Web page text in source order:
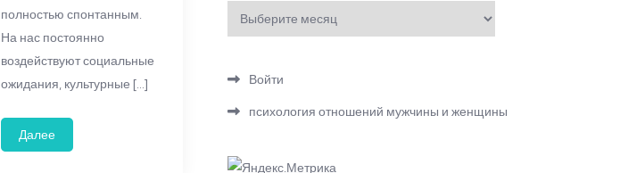
полностью спонтанным.
На нас постоянно
воздействуют социальные
ожидания, культурные […]
Далее
Архивы
Войти
психология отношений мужчины и женщины